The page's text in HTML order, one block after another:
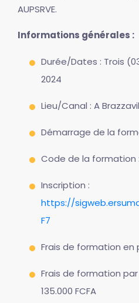
AUPSRVE.
Informations générales :
Durée/Dates : Trois
2024
Lieu/Canal : A
Démarrage de la
Code de la formation :
Inscription :
https://
F7
Frais de formation en
Frais de formation
135.000 FCFA